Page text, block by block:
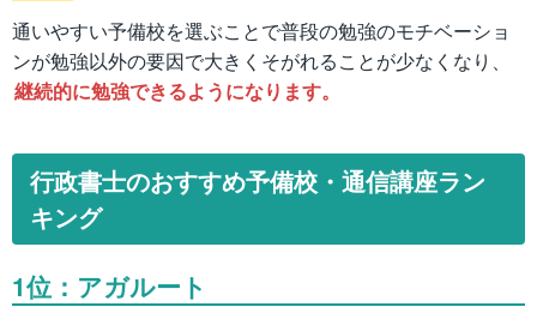
通いやすい予備校を選ぶことで普段の勉強のモチベーショ
ンが勉強以外の要因で大きくそがれることが少なくなり、
継続的に勉強できるようになります。
行政書士のおすすめ予備校・通信講座ラン
キング
1位：アガルート